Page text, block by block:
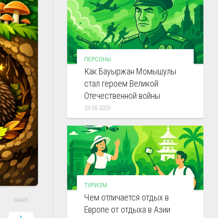
SHARE
ПЕРСОНЫ
Как Бауыржан Момышулы
стал героем Великой
Отечественной войны
23.05.2025
ТУРИЗМ
Чем отличается отдых в
Европе от отдыха в Азии